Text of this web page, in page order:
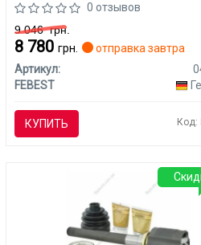
0 отзывов
9 046грн.
8 780 грн.
отправка завтра
Артикул:
FEBEST
КУПИТЬ Код: